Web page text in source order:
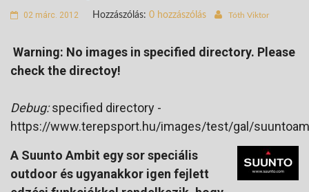
02 márc. 2012 Hozzászólás: 0 hozzászólás Tóth Viktor
Warning: No images in specified directory. Please
check the directoy!
Debug:specified directory -
https://www.terepsport.hu/images/test/gal/
A Suunto Ambit egy sor speciális
outdoor és ugyanakkor igen fejlett